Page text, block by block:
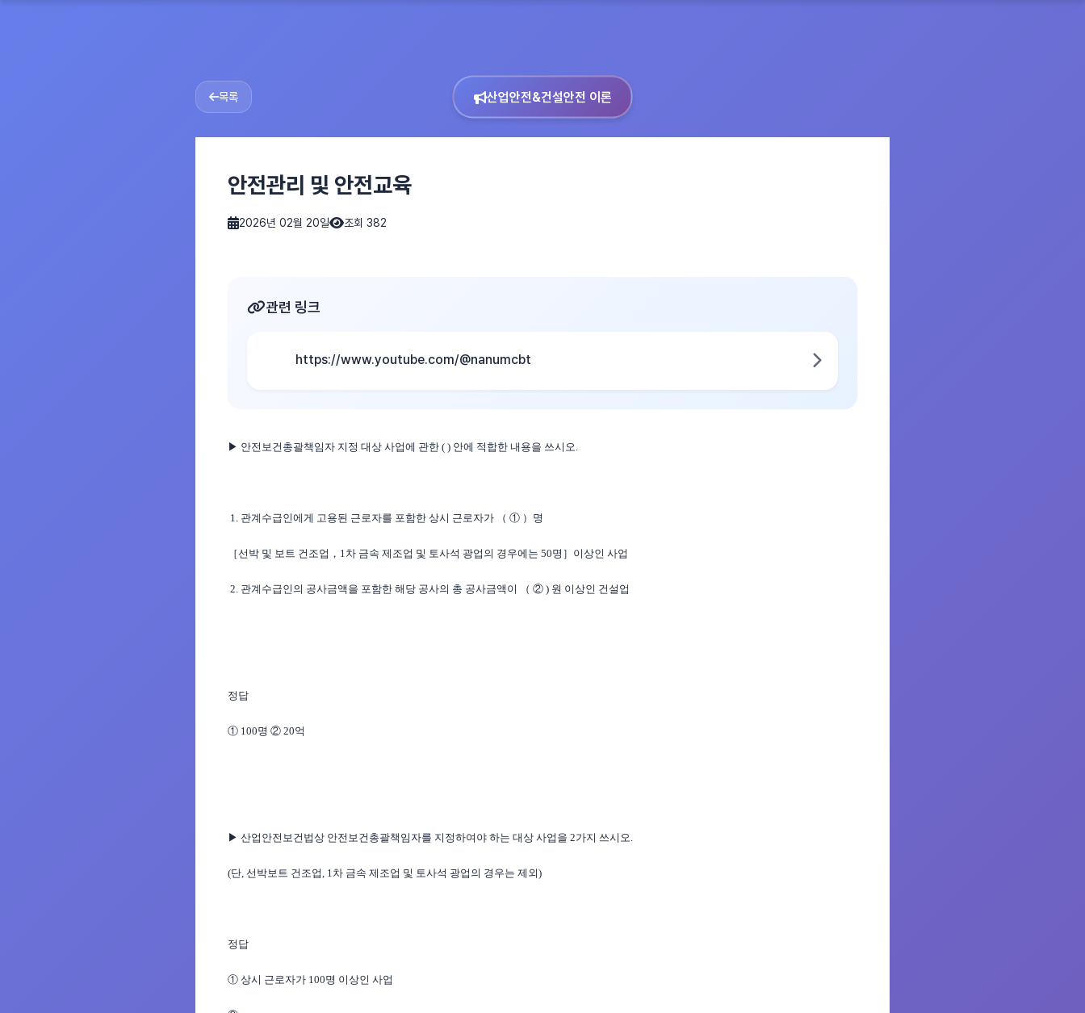
목록 산업안전&건설안전 이론
안전관리 및 안전교육
2026년 02월 20일 조회 382
관련 링크
https://www.youtube.com/@nanumcbt
▶ 안전보건총괄책임자 지정 대상 사업에 관한 ( ) 안에 적합한 내용을 쓰시오.
1. 관계수급인에게 고용된 근로자를 포함한 상시 근로자가 （ ① ）명
［선박 및 보트 건조업，1차 금속 제조업 및 토사석 광업의 경우에는 50명］이상인 사업
2. 관계수급인의 공사금액을 포함한 해당 공사의 총 공사금액이 （ ② ) 원 이상인 건설업
정답
① 100명 ② 20억
▶ 산업안전보건법상 안전보건총괄책임자를 지정하여야 하는 대상 사업을 2가지 쓰시오.
(단, 선박보트 건조업, 1차 금속 제조업 및 토사석 광업의 경우는 제외)
정답
① 상시 근로자가 100명 이상인 사업